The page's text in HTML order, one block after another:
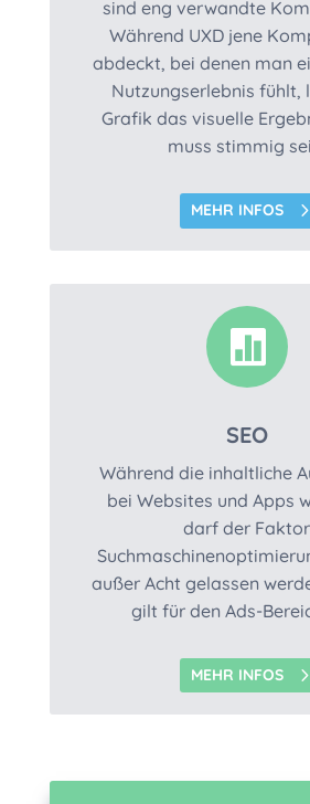
sind eng verwandte
Während UXD jene
abdeckt, bei denen man
Nutzungserlebnis fühlt,
Grafik das visuelle
muss stimmig
MEHR INFOS

SEO
Während die inhaltliche
bei Websites und Apps
darf der Faktor
außer Acht gelassen
gilt für den Ads-
MEHR INFOS